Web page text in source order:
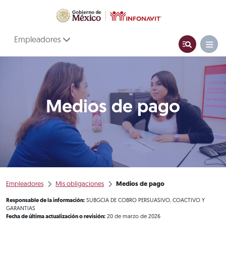
Empleadores
Medios de pago
Empleadores Mis obligaciones Medios de pago
Responsable de la información: SUBGCIA DE COBRO PERSUASIVO, COACTIVO Y
GARANTIAS
Fecha de última actualización o revisión: 20 de marzo de 2026